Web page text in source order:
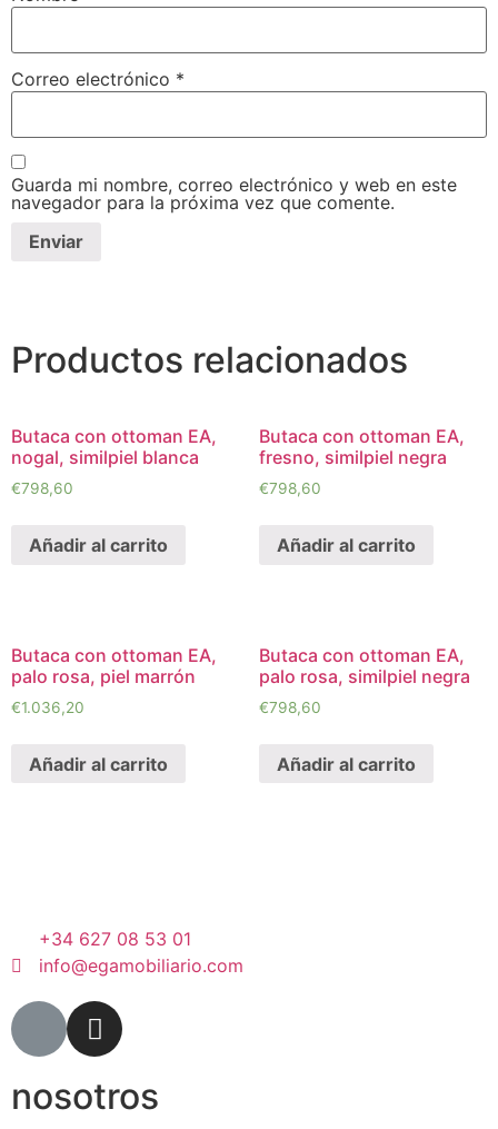
Correo electrónico *
Guarda mi nombre, correo electrónico y web en este
navegador para la próxima vez que comente.
Productos relacionados
Butaca con ottoman EA,
nogal, similpiel blanca
€798,60
Añadir al carrito
Butaca con ottoman EA,
fresno, similpiel negra
€798,60
Añadir al carrito
Butaca con ottoman EA,
palo rosa, piel marrón
€1.036,20
Añadir al carrito
Butaca con ottoman EA,
palo rosa, similpiel negra
€798,60
Añadir al carrito
+34 627 08 53 01
info@egamobiliario.com
nosotros